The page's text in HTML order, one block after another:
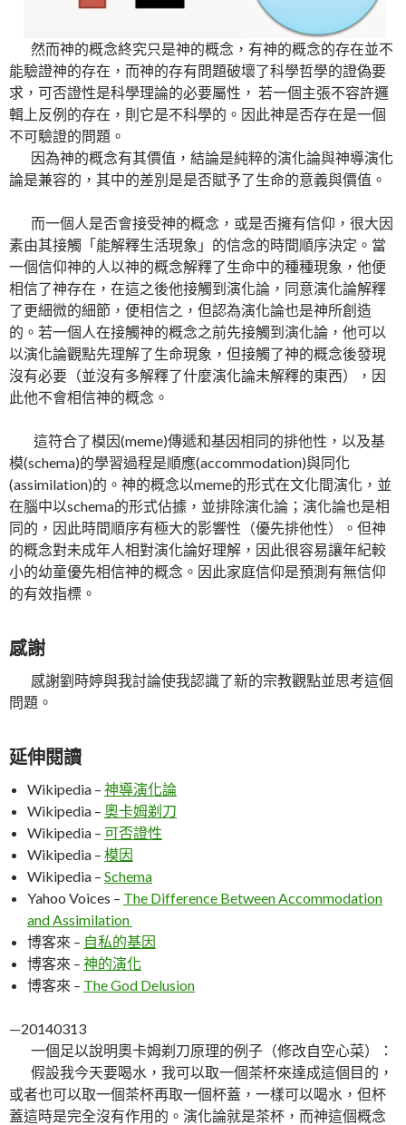
然而神的概念終究只是神的概念，有神的概念的存在並不
能驗證神的存在，而神的存有問題破壞了科學哲學的證偽要
求，可否證性是科學理論的必要屬性， 若一個主張不容許邏
輯上反例的存在，則它是不科學的。因此神是否存在是一個
不可驗證的問題。
因為神的概念有其價值，結論是純粹的演化論與神導演化
論是兼容的，其中的差別是是否賦予了生命的意義與價值。
而一個人是否會接受神的概念，或是否擁有信仰，很大因
素由其接觸「能解釋生活現象」的信念的時間順序決定。當
一個信仰神的人以神的概念解釋了生命中的種種現象，他便
相信了神存在，在這之後他接觸到演化論，同意演化論解釋
了更細微的細節，便相信之，但認為演化論也是神所創造
的。若一個人在接觸神的概念之前先接觸到演化論，他可以
以演化論觀點先理解了生命現象，但接觸了神的概念後發現
沒有必要（並沒有多解釋了什麼演化論未解釋的東西），因
此他不會相信神的概念。
這符合了模因(meme)傳遞和基因相同的排他性，以及基
模(schema)的學習過程是順應(accommodation)與同化
(assimilation)的。神的概念以meme的形式在文化間演化，並
在腦中以schema的形式佔據，並排除演化論；演化論也是相
同的，因此時間順序有極大的影響性（優先排他性）。但神
的概念對未成年人相對演化論好理解，因此很容易讓年紀較
小的幼童優先相信神的概念。因此家庭信仰是預測有無信仰
的有效指標。
感謝
感謝劉時婷與我討論使我認識了新的宗教觀點並思考這個
問題。
延伸閱讀
Wikipedia – 神導演化論
Wikipedia – 奧卡姆剃刀
Wikipedia – 可否證性
Wikipedia – 模因
Wikipedia – Schema
Yahoo Voices – The Difference Between Accommodation
and Assimilation
博客來 – 自私的基因
博客來 – 神的演化
博客來 – The God Delusion
—20140313
一個足以說明奧卡姆剃刀原理的例子（修改自空心菜）：
假設我今天要喝水，我可以取一個茶杯來達成這個目的，
或者也可以取一個茶杯再取一個杯蓋，一樣可以喝水，但杯
蓋這時是完全沒有作用的。演化論就是茶杯，而神這個概念